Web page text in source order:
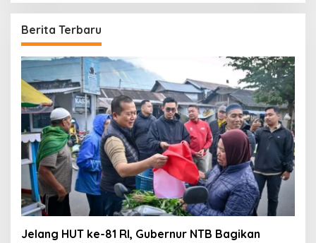
Berita Terbaru
Jelang HUT ke-81 RI, Gubernur NTB Bagikan